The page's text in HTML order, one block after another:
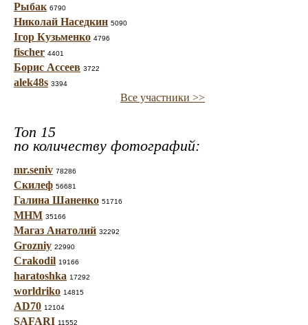
Рыбак 6790
Николай Наседкин 5090
Ігор Кузьменко 4796
fischer 4401
Борис Ассеев 3722
alek48s 3394
Все участники >>
Топ 15
по количеству фотографий:
mr.seniv 78286
Скилеф 56681
Галина Шаненко 51716
МНМ 35166
Магаз Анатолий 32292
Grozniy 22990
Crakodil 19166
haratoshka 17292
worldriko 14815
AD70 12104
SAFARI 11552